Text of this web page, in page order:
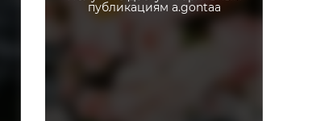
публикациям a.gontaa